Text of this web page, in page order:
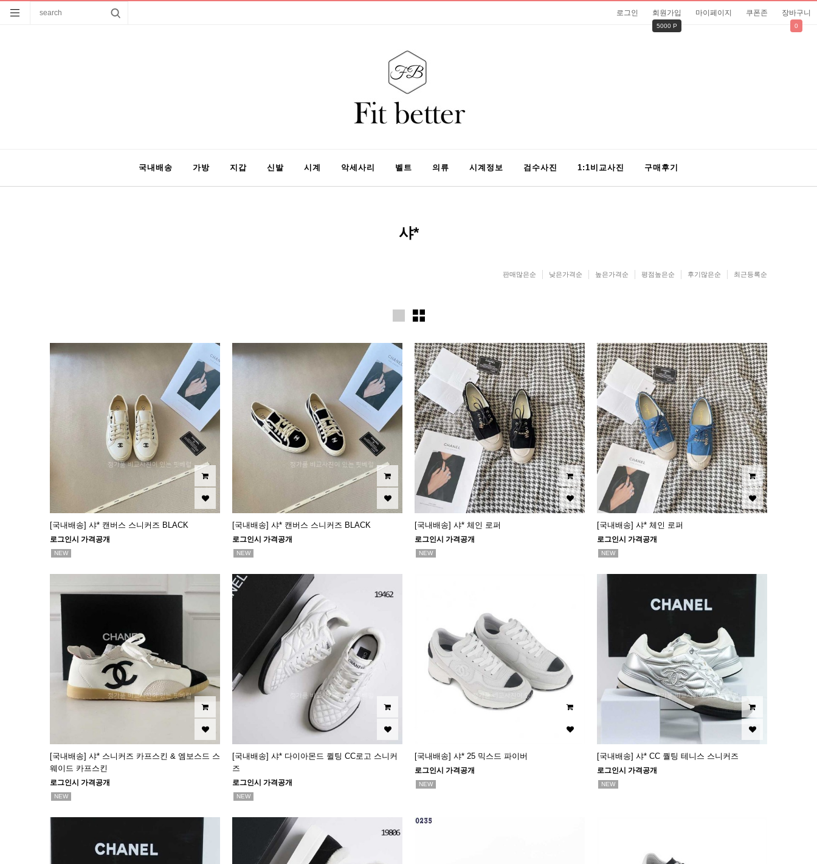
로그인 회원가입
5000 P
마이페이지 쿠폰존 장바구니
0
국내배송 가방 지갑 신발 시계 악세사리 벨트 의류 시계정보 검수사진 1:1비교사진 구매후기
샤*
판매많은순 낮은가격순 높은가격순 평점높은순 후기많은순 최근등록순
[국내배송] 샤* 캔버스 스니커즈 BLACK
로그인시 가격공개
NEW
[국내배송] 샤* 캔버스 스니커즈 BLACK
로그인시 가격공개
NEW
[국내배송] 샤* 체인 로퍼
로그인시 가격공개
NEW
[국내배송] 샤* 체인 로퍼
로그인시 가격공개
NEW
[국내배송] 샤* 스니커즈 카프스킨 & 엠보스드 스
웨이드 카프스킨
로그인시 가격공개
NEW
[국내배송] 샤* 다이아몬드 퀼팅 CC로고 스니커
즈
로그인시 가격공개
NEW
[국내배송] 샤* 25 믹스드 파이버
로그인시 가격공개
NEW
[국내배송] 샤* CC 퀄팅 테니스 스니커즈
로그인시 가격공개
NEW